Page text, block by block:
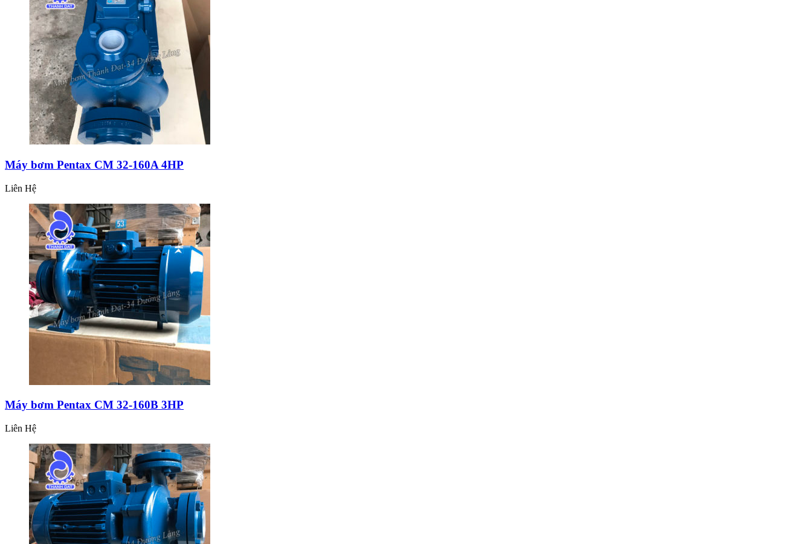
Máy bơm Pentax CM 32-160A 4HP
Liên Hệ
Máy bơm Pentax CM 32-160B 3HP
Liên Hệ